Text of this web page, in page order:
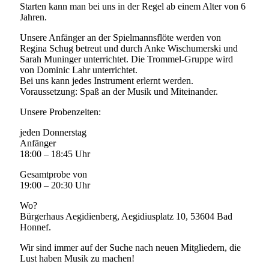
Starten kann man bei uns in der Regel ab einem Alter von 6
Jahren.
Unsere Anfänger an der Spielmannsflöte werden von
Regina Schug betreut und durch Anke Wischumerski und
Sarah Muninger unterrichtet. Die Trommel-Gruppe wird
von Dominic Lahr unterrichtet.
Bei uns kann jedes Instrument erlernt werden.
Voraussetzung: Spaß an der Musik und Miteinander.
Unsere Probenzeiten:
jeden Donnerstag
Anfänger
18:00 – 18:45 Uhr
Gesamtprobe von
19:00 – 20:30 Uhr
Wo?
Bürgerhaus Aegidienberg, Aegidiusplatz 10, 53604 Bad
Honnef.
Wir sind immer auf der Suche nach neuen Mitgliedern, die
Lust haben Musik zu machen!